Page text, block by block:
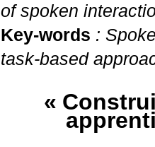
of spoken
Key-words :
task-based
«